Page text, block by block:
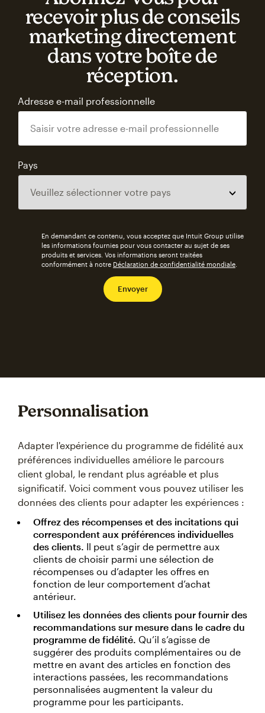
recevoir plus de conseils
marketing directement
dans votre boîte de
réception.
Adresse e-mail professionnelle
Pays
En demandant ce contenu, vous acceptez que Intuit Group utilise
les informations fournies pour vous contacter au sujet de ses
produits et services. Vos informations seront traitées
conformément à notre Déclaration de confidentialité mondiale
Personnalisation
Adapter l'expérience du programme de fidélité aux
préférences individuelles améliore le parcours
client global, le rendant plus agréable et plus
significatif. Voici comment vous pouvez utiliser les
données des clients pour adapter les expériences :
Offrez des récompenses et des incitations qui
correspondent aux préférences individuelles
des clients. Il peut s’agir de permettre aux
clients de choisir parmi une sélection de
récompenses ou d’adapter les offres en
fonction de leur comportement d’achat
antérieur.
Utilisez les données des clients pour fournir des
recommandations sur mesure dans le cadre du
programme de fidélité. Qu’il s’agisse de
suggérer des produits complémentaires ou de
mettre en avant des articles en fonction des
interactions passées, les recommandations
personnalisées augmentent la valeur du
programme pour les participants.